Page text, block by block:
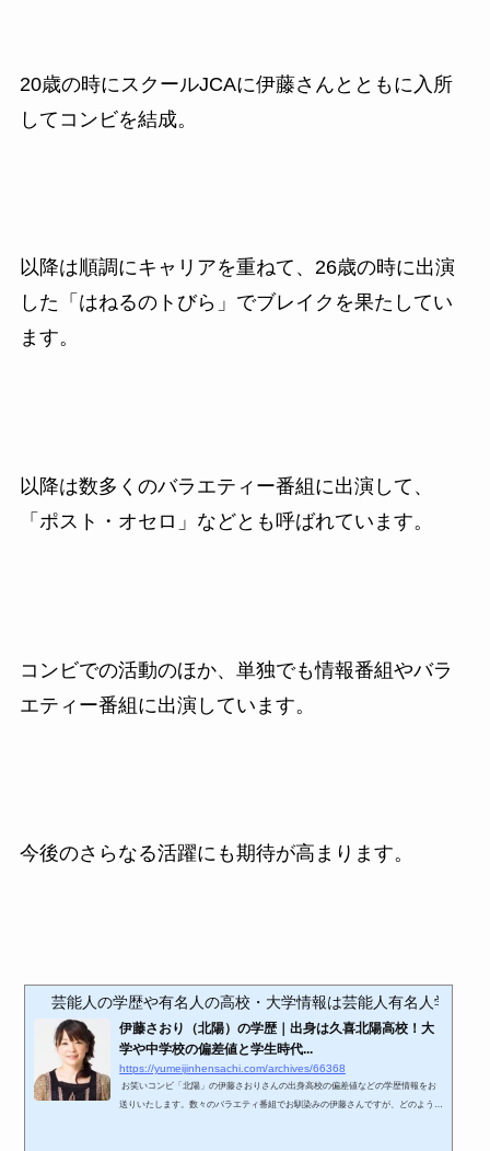
20歳の時にスクールJCAに伊藤さんとともに入所
してコンビを結成。
以降は順調にキャリアを重ねて、 26歳の時に出演
した「はねるのトびら」でブレイクを果たしてい
ます。
以降は数多くのバラエティー番組に出演して、
「ポスト・オセロ」などとも呼ばれています。
コンビでの活動のほか、単独でも情報番組やバラ
エティー番組に出演しています。
今後のさらなる活躍にも期待が高まります。
芸能人の学歴や有名人の高校・大学情報は芸能人有名人学歴偏
伊藤さおり（北陽）の学歴｜出身は久喜北陽高校！大
学や中学校の偏差値と学生時代...
https://yumeijinhensachi.com/archives/66368
お笑いコンビ「北陽」の伊藤さおりさんの出身高校の偏差値などの学歴情報をお
送りいたします。数々のバラエティ番組でお馴染みの伊藤さんですが、どのような